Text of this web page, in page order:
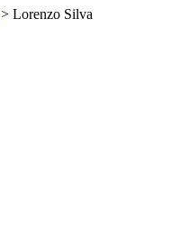
> Lorenzo Silva